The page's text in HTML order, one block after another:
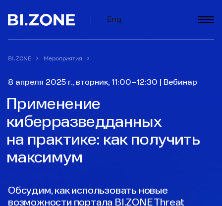
Eng
BI.ZONE Мероприятия
8 апреля 2025 г., вторник, 11:00–12:30 Вебинар
Применение
киберразведданных
на практике: как получить
максимум
Обсудим, как использовать новые
возможности портала BI.ZONE Threat